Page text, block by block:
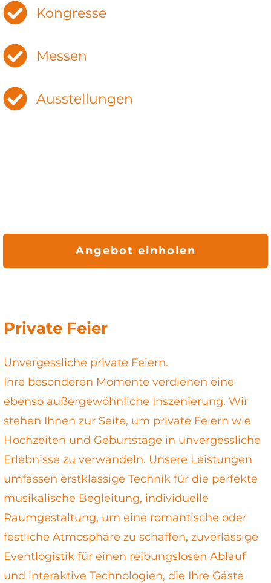
Kongresse
Messen
Ausstellungen
Angebot einholen
Private Feier
Unvergessliche private Feiern.
Ihre besonderen Momente verdienen eine
ebenso außergewöhnliche Inszenierung. Wir
stehen Ihnen zur Seite, um private Feiern wie
Hochzeiten und Geburtstage in unvergessliche
Erlebnisse zu verwandeln. Unsere Leistungen
umfassen erstklassige Technik für die perfekte
musikalische Begleitung, individuelle
Raumgestaltung, um eine romantische oder
festliche Atmosphäre zu schaffen, zuverlässige
Eventlogistik für einen reibungslosen Ablauf
und interaktive Technologien, die Ihre Gäste